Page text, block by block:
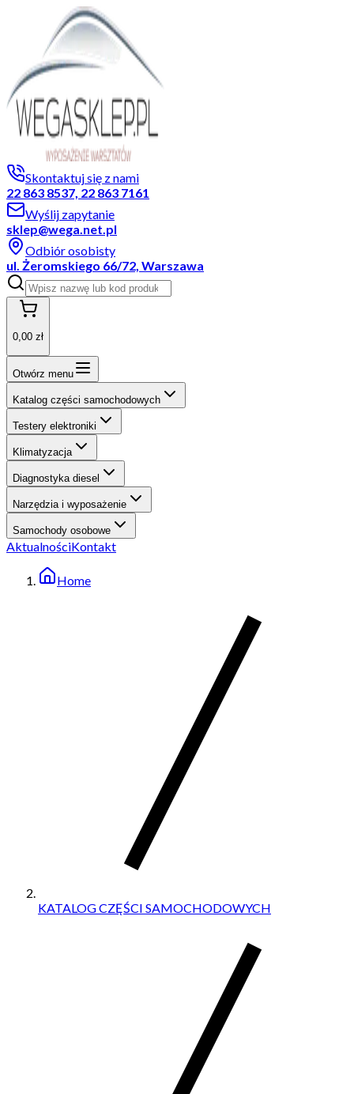
Skontaktuj się z nami
22 863 8537, 22 863 7161
Wyślij zapytanie
sklep@wega.net.pl
Odbiór osobisty
ul. Żeromskiego 66/72, Warszawa
0,00 zł
Otwórz menu
Katalog części samochodowych
Testery elektroniki
Klimatyzacja
Diagnostyka diesel
Narzędzia i wyposażenie
Samochody osobowe
AktualnościKontakt
Home
KATALOG CZĘŚCI SAMOCHODOWYCH